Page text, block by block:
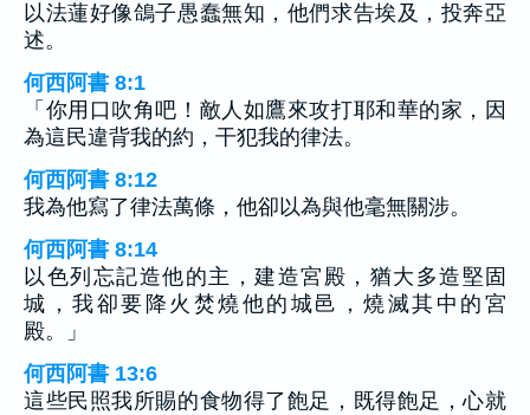
以法蓮好像鴿子愚蠢無知，他們求告埃及，投奔亞
述。
何西阿書 8:1
「你用口吹角吧！敵人如鷹來攻打耶和華的家，因
為這民違背我的約，干犯我的律法。
何西阿書 8:12
我為他寫了律法萬條，他卻以為與他毫無關涉。
何西阿書 8:14
以色列忘記造他的主，建造宮殿，猶大多造堅固
城，我卻要降火焚燒他的城邑，燒滅其中的宮
殿。」
何西阿書 13:6
這些民照我所賜的食物得了飽足，既得飽足，心就